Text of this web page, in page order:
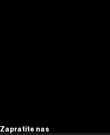
Zapratite nas